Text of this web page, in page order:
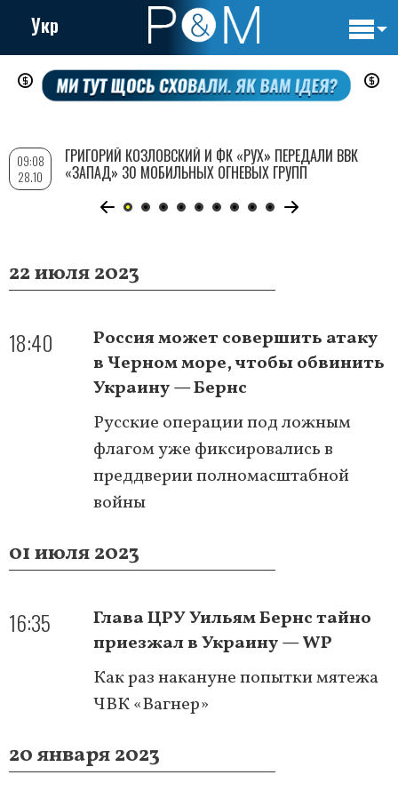
Перейти
содержанию
Укр
22 июля 2023
18:40
Россия может совершить атаку
в Черном море, чтобы обвинить
Украину — Бернс
Русские операции под ложным
флагом уже фиксировались в
преддверии полномасштабной
войны
01 июля 2023
16:35
Глава ЦРУ Уильям Бернс тайно
приезжал в Украину — WP
Как раз накануне попытки мятежа
ЧВК «Вагнер»
20 января 2023
09:08
28.10
ГРИГОРИЙ КОЗЛОВСКИЙ И ФК «РУХ» ПЕРЕДАЛИ ВВК
«ЗАПАД» 30 МОБИЛЬНЫХ ОГНЕВЫХ ГРУПП